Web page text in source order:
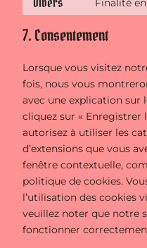
Finalité
7. Consentement
Lorsque vous visitez
fois, nous vous
avec une explication sur
cliquez sur « Enregistrer
autorisez à utiliser les
d’extensions que vous
fenêtre contextuelle,
politique de cookies.
l’utilisation des cookies
veuillez noter que notre
fonctionner